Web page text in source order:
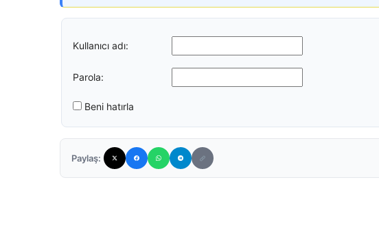
Kullanıcı adı:
Parola:
Beni hatırla
Paylaş: